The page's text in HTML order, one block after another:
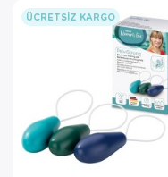
ÜCRETSIZ KARGO